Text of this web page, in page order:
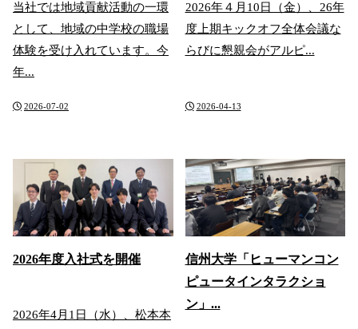
当社では地域貢献活動の一環
として、地域の中学校の職場
体験を受け入れています。今
年...
2026-07-02
2026年４月10日（金）、26年
度上期キックオフ全体会議な
らびに懇親会がアルピ...
2026-04-13
2026年度入社式を開催
2026年4月1日（水）、松本本
信州大学「ヒューマンコン
ピュータインタラクショ
ン」...